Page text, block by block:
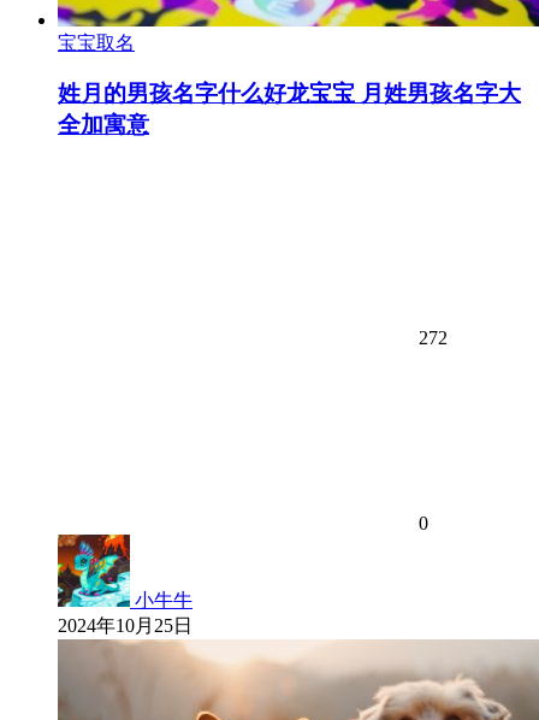
宝宝取名
姓月的男孩名字什么好龙宝宝 月姓男孩名字大
全加寓意
272
0
小牛牛
2024年10月25日